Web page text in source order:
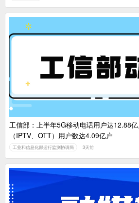
工信部：上半年5G移动电话用户达12.88
（IPTV、OTT）用户数达4.09亿户
工业和信息化部运行监测协调局 3天前